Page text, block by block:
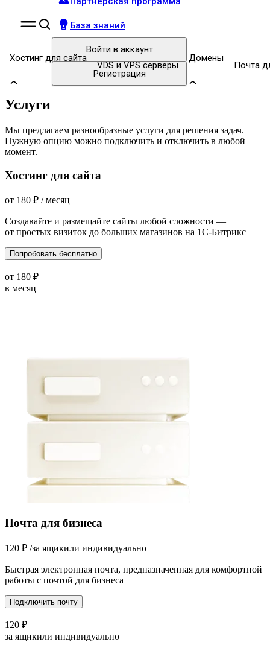
База знаний
Войти в аккаунт
Регистрация
Хостинг для сайта
VDS и VPS серверы
Домены
Почта
Услуги
Мы предлагаем разнообразные услуги для решения задач.
Нужную опцию можно подключить и отключить в любой
момент.
Хостинг для сайта
от 180 ₽ / месяц
Создавайте и размещайте сайты любой сложности —
от простых визиток до больших магазинов на 1С-Битрикс
Попробовать бесплатно
от 180 ₽
в месяц
Почта для бизнеса
120 ₽ /за ящикили индивидуально
Быстрая электронная почта, предназначенная для комфортной
работы с почтой для бизнеса
Подключить почту
120 ₽
за ящикили индивидуально